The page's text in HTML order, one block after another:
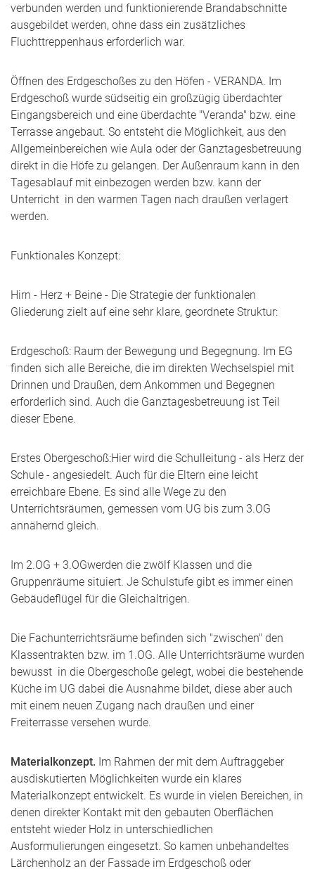
verbunden werden und funktionierende Brandabschnitte
ausgebildet werden, ohne dass ein zusätzliches
Fluchttreppenhaus erforderlich war.
Öffnen des Erdgeschoßes zu den Höfen - VERANDA. Im
Erdgeschoß wurde südseitig ein großzügig überdachter
Eingangsbereich und eine überdachte "Veranda" bzw. eine
Terrasse angebaut. So entsteht die Möglichkeit, aus den
Allgemeinbereichen wie Aula oder der Ganztagesbetreuung
direkt in die Höfe zu gelangen. Der Außenraum kann in den
Tagesablauf mit einbezogen werden bzw. kann der
Unterricht in den warmen Tagen nach draußen verlagert
werden.
Funktionales Konzept:
Hirn - Herz + Beine - Die Strategie der funktionalen
Gliederung zielt auf eine sehr klare, geordnete Struktur:
Erdgeschoß: Raum der Bewegung und Begegnung. Im EG
finden sich alle Bereiche, die im direkten Wechselspiel mit
Drinnen und Draußen, dem Ankommen und Begegnen
erforderlich sind. Auch die Ganztagesbetreuung ist Teil
dieser Ebene.
Erstes Obergeschoß:Hier wird die Schulleitung - als Herz der
Schule - angesiedelt. Auch für die Eltern eine leicht
erreichbare Ebene. Es sind alle Wege zu den
Unterrichtsräumen, gemessen vom UG bis zum 3.OG
annähernd gleich.
Im 2.OG + 3.OGwerden die zwölf Klassen und die
Gruppenräume situiert. Je Schulstufe gibt es immer einen
Gebäudeflügel für die Gleichaltrigen.
Die Fachunterrichtsräume befinden sich "zwischen" den
Klassentrakten bzw. im 1.OG. Alle Unterrichtsräume wurden
bewusst in die Obergeschoße gelegt, wobei die bestehende
Küche im UG dabei die Ausnahme bildet, diese aber auch
mit einem neuen Zugang nach draußen und einer
Freiterrasse versehen wurde.
Materialkonzept. Im Rahmen der mit dem Auftraggeber
ausdiskutierten Möglichkeiten wurde ein klares
Materialkonzept entwickelt. Es wurde in vielen Bereichen, in
denen direkter Kontakt mit den gebauten Oberflächen
entsteht wieder Holz in unterschiedlichen
Ausformulierungen eingesetzt. So kamen unbehandeltes
Lärchenholz an der Fassade im Erdgeschoß oder